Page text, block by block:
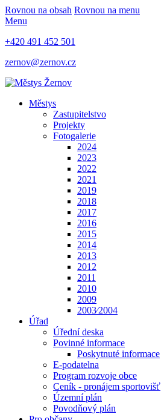
Rovnou na obsah Rovnou na menu
Menu
+420 491 452 501
zernov@zernov.cz
Městys
Zastupitelstvo
Projekty
Fotogalerie
2024
2023
2022
2021
2019
2018
2017
2016
2015
2014
2013
2012
2011
2010
2009
2003⁄2004
Úřad
Úřední deska
Povinné informace
Poskytnuté informace
E-podatelna
Program rozvoje obce
Ceník - pronájem sportovišť
Územní plán
Povodňový plán